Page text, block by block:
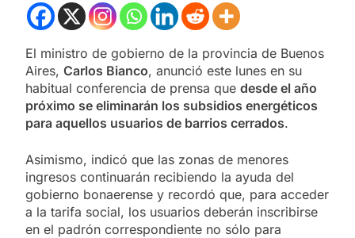
El ministro de gobierno de la provincia de Buenos
Aires, Carlos Bianco, anunció este lunes en su
habitual conferencia de prensa que desde el año
próximo se eliminarán los subsidios energéticos
para aquellos usuarios de barrios cerrados.
Asimismo, indicó que las zonas de menores
ingresos continuarán recibiendo la ayuda del
gobierno bonaerense y recordó que, para acceder
a la tarifa social, los usuarios deberán inscribirse
en el padrón correspondiente no sólo para